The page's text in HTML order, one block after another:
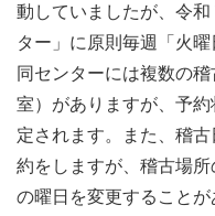
動していましたが、令
ター」に原則毎週「火曜
同センターには複数の
室）がありますが、予
定されます。また、稽
約をしますが、稽古場
の曜日を変更すること